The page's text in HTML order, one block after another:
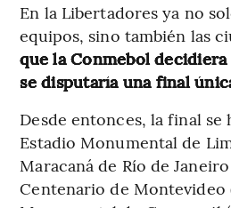
En la Libertadores ya no
equipos, sino también las
que la Conmebol decidiera
se disputaría una final
Desde entonces, la final se
Estadio Monumental de
Maracaná de Río de
Centenario de Montevideo